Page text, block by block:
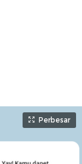
Perbesar